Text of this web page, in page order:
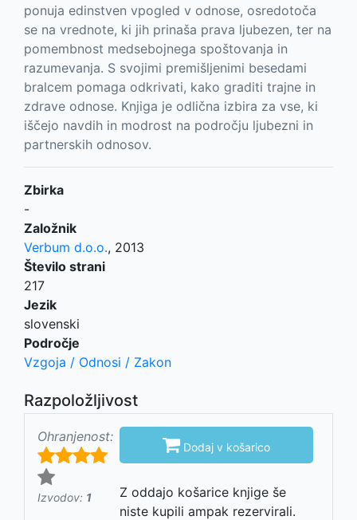
ponuja edinstven vpogled v odnose, osredotoča
se na vrednote, ki jih prinaša prava ljubezen, ter na
pomembnost medsebojnega spoštovanja in
razumevanja. S svojimi premišljenimi besedami
bralcem pomaga odkrivati, kako graditi trajne in
zdrave odnose. Knjiga je odlična izbira za vse, ki
iščejo navdih in modrost na področju ljubezni in
partnerskih odnosov.
Zbirka
-
Založnik
Verbum d.o.o., 2013
Število strani
217
Jezik
slovenski
Področje
Vzgoja / Odnosi / Zakon
Razpoložljivost
Ohranjenost:
Izvodov: 1
 Dodaj v košarico
Z oddajo košarice knjige še
niste kupili ampak rezervirali.